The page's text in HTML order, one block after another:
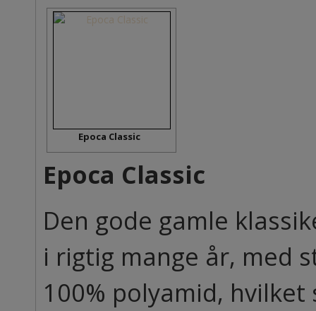
Epoca Classic
Epoca Classic
Den gode gamle
i rigtig mange år, med
100% polyamid,